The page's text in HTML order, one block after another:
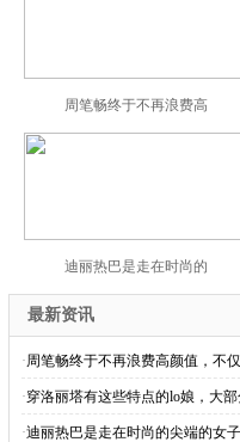
周笔畅终于不再浪费高
迪丽热巴是走在时尚的
最新资讯
·周笔畅终于不再浪费高颜值，不
·穿洛丽塔有这些特点的lo娘，大
·迪丽热巴是走在时尚的尖端的女